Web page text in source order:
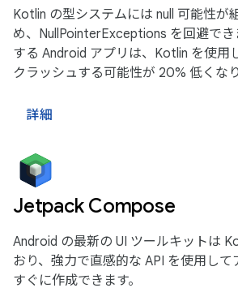
Kotlin の型システムには null 可能性が
め、NullPointerExceptions を回避で
する Android アプリは、Kotlin を使用
クラッシュする可能性が 20% 低くなり
詳細
Jetpack Compose
Android の最新の UI ツールキットは
おり、強力で直感的な API を使用して
すぐに作成できます。